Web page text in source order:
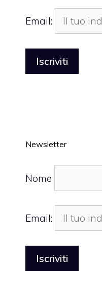
Email:
Newsletter
Nome
Email: